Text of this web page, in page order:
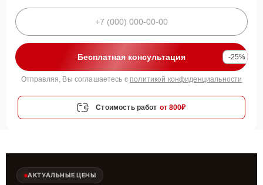
Бесплатная консультация -25%
Отправляя, Вы соглашаетесь с политикой конфиденциальности
Стоимость работ от 800₽
АКТУАЛЬНЫЕ ЦЕНЫ